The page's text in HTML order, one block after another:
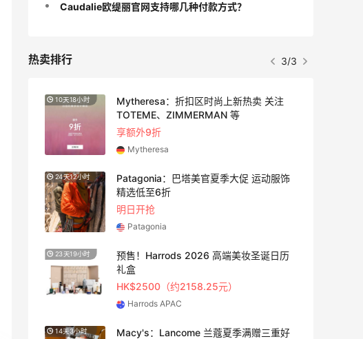
Caudalie欧缇丽官网支持哪几种付款方式？
热卖排行 1/3
3天12小时
adidas HK：精选正价产品促销！入球
衣、金属银跆拳道鞋等
2件8折 叠加满HK$1800-100
adidas HK
4天6小时
【55专享】Bobbi Brown 美网：美妆礼
遇！满$150立省$50
满赠正装橘子眼霜+精华唇蜜等好礼
Bobbi Brown
3天
Bloomingdales：时尚热卖！入手珑骧、
Tory Burch、拉夫劳伦等
每满$100返$25礼卡
Bloomingdales
3天12小时
iHerb ：88全球好物节！选购日常保健、